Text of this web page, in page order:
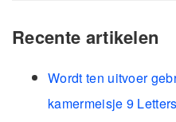
Recente artikelen
Wordt ten uitvoer
kamermeisje 9 Letters